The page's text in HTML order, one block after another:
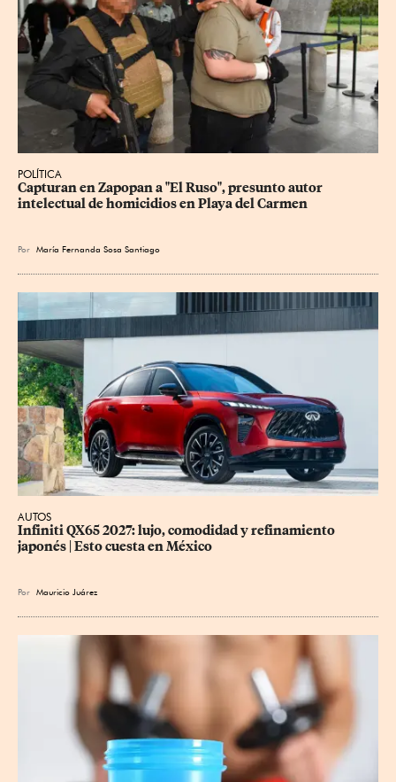
POLÍTICA
Capturan en Zapopan a "El Ruso", presunto autor
intelectual de homicidios en Playa del Carmen
Por María Fernanda Sosa Santiago
AUTOS
Infiniti QX65 2027: lujo, comodidad y refinamiento
japonés | Esto cuesta en México
Por Mauricio Juárez